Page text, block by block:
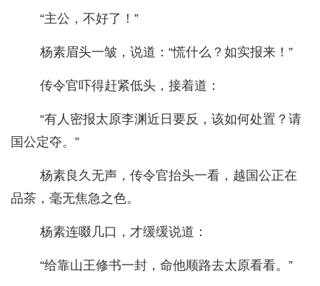
“主公，不好了！”
杨素眉头一皱，说道：“慌什么？如实报来！”
传令官吓得赶紧低头，接着道：
“有人密报太原李渊近日要反，该如何处置？请
国公定夺。”
杨素良久无声，传令官抬头一看，越国公正在
品茶，毫无焦急之色。
杨素连啜几口，才缓缓说道：
“给靠山王修书一封，命他顺路去太原看看。”